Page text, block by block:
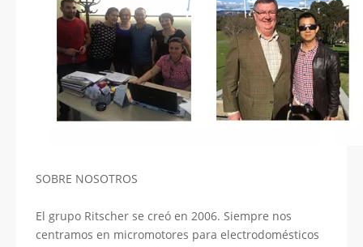
SOBRE NOSOTROS
El grupo Ritscher se creó en 2006. Siempre nos
centramos en micromotores para electrodomésticos